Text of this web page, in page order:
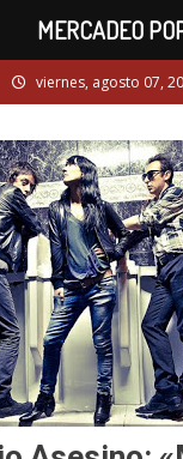
viernes, agosto 07,
MERCADEO